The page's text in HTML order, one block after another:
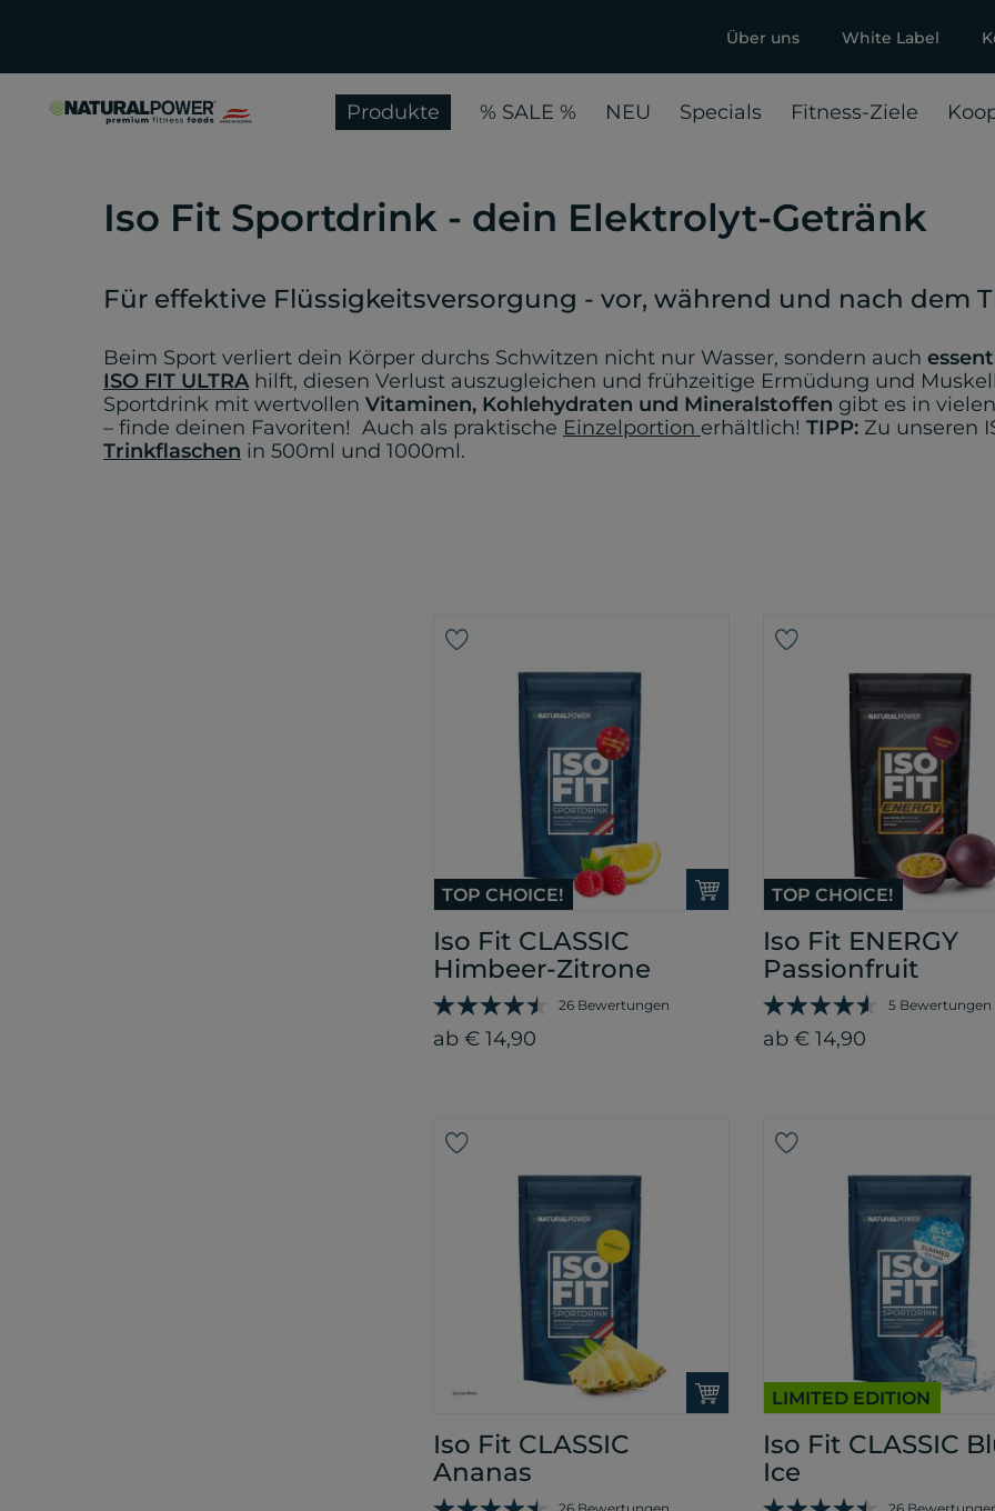
Über uns White Label
Produkte % SALE % NEU Specials Fitness-Ziele
Iso Fit Sportdrink - dein Elektrolyt-Getränk
Für effektive Flüssigkeitsversorgung - vor, während und nach dem
Beim Sport verliert dein Körper durchs Schwitzen nicht nur Wasser, sondern auch
ISO FIT ULTRAhilft, diesen Verlust auszugleichen und frühzeitige Ermüdung und
Sportdrink mit wertvollen Vitaminen, Kohlehydraten und Mineralstoffen gibt es in
– finde deinen Favoriten! Auch als praktische Einzelportion erhältlich! TIPP: Zu unseren
Trinkflaschen in 500ml und 1000ml.
TOP CHOICE!
Iso Fit CLASSIC
Himbeer-Zitrone
26 Bewertungen
ab € 14,90
TOP CHOICE!
Iso Fit ENERGY
Passionfruit
5 Bewertungen
ab € 14,90
Iso Fit CLASSIC
Ananas
LIMITED EDITION
Iso Fit CLASSIC
Ice